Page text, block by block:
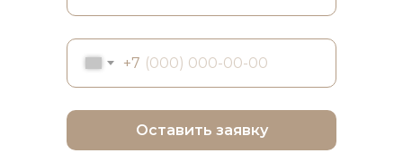
+7
Оставить заявку